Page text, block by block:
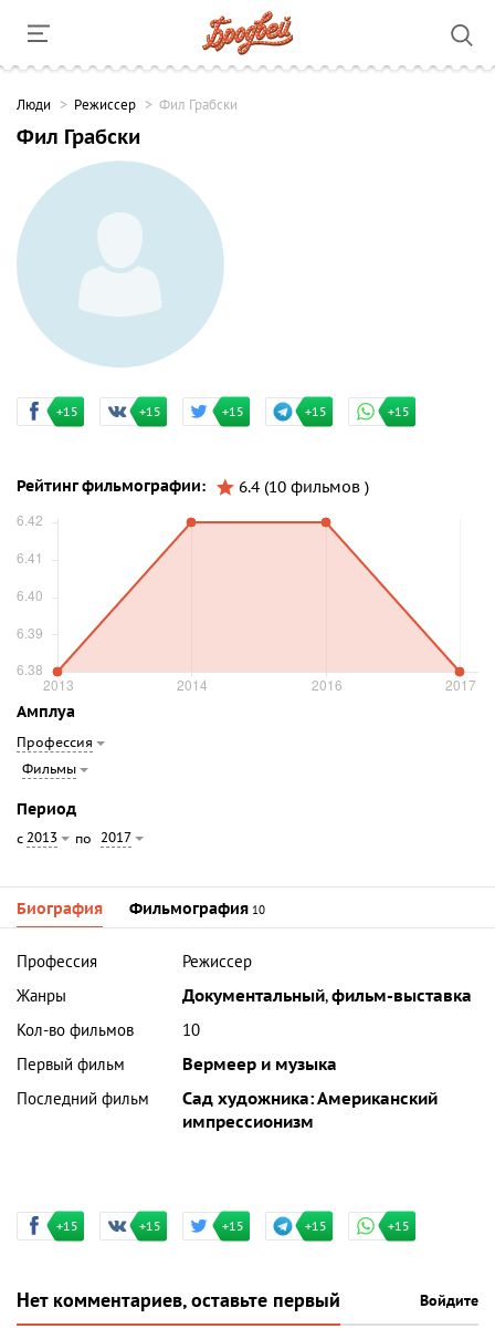
Люди Режиссер Фил Грабски
Фил Грабски
+15 +15 +15 +15 +15
Рейтинг фильмографии: 6.4 (10 фильмов )
Амплуа
Профессия
Фильмы
Период
с 2013 по 2017
Биография Фильмография 10
Профессия
Режиссер
Жанры
Документальный,фильм-выставка
Кол-во фильмов
10
Первый фильм
Вермеер и музыка
Последний фильм
Сад художника: Американский
импрессионизм
+15 +15 +15 +15 +15
Нет комментариев, оставьте первый Войдите